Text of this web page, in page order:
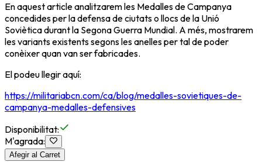
En aquest article analitzarem les Medalles de Campanya
concedides per la defensa de ciutats o llocs de la Unió
Soviètica durant la Segona Guerra Mundial. A més, mostrarem
les variants existents segons les anelles per tal de poder
conèixer quan van ser fabricades.
El podeu llegir aquí:
https://militariabcn.com/ca/blog/medalles-sovietiques-de-
campanya-medalles-defensives
Disponibilitat:
M'agrada:
Afegir al Carret